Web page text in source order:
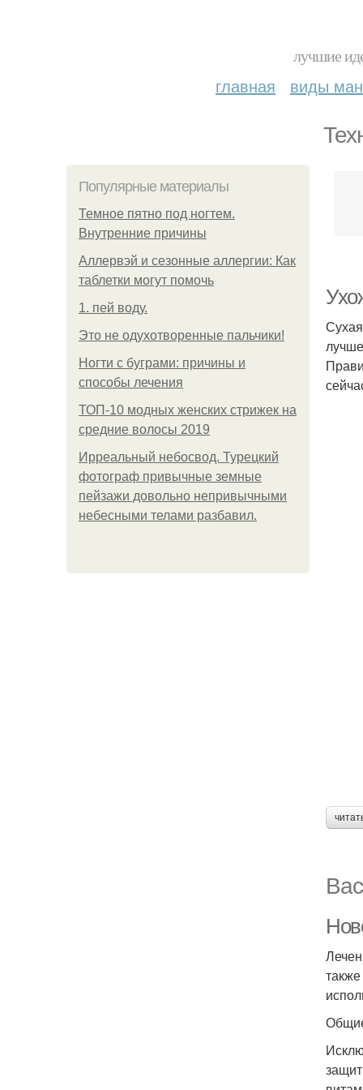
лучшие
главная виды
Популярные материалы
Темное пятно под ногтем.
Внутренние причины
Аллервэй и сезонные аллергии: Как
таблетки могут помочь
1. пей воду.
Это не одухотворенные пальчики!
Ногти с буграми: причины и
способы лечения
ТОП-10 модных женских стрижек на
средние волосы 2019
Ирреальный небосвод. Турецкий
фотограф привычные земные
пейзажи довольно непривычными
небесными телами разбавил.